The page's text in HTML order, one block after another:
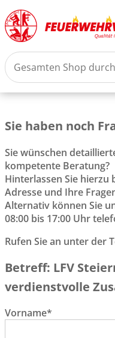
Sie haben noch
Sie wünschen
kompetente Beratung?
Hinterlassen Sie hierzu
Adresse und Ihre
Alternativ können Sie
08:00 bis 17:00 Uhr
Rufen Sie an unter der
Betreff: LFV
verdienstvolle
Vorname*